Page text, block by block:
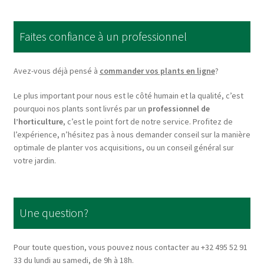
options
may
be
chosen
the
product
page
Faites confiance à un professionnel
Avez-vous déjà pensé à commander vos plants en ligne?
Le plus important pour nous est le côté humain et la qualité, c’est
pourquoi nos plants sont livrés par un professionnel de
l’horticulture, c’est le point fort de notre service. Profitez de
l’expérience, n’hésitez pas à nous demander conseil sur la manière
optimale de planter vos acquisitions, ou un conseil général sur
votre jardin.
Une question?
Pour toute question, vous pouvez nous contacter au +32 495 52 91
33 du lundi au samedi, de 9h à 18h.